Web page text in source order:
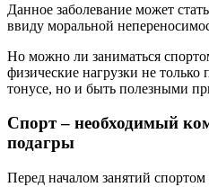
Данное заболевание может
ввиду моральной
Но можно ли заниматься
физические нагрузки не только
тонусе, но и быть полезными
Спорт – необходимый
подагры
Перед началом занятий спортом